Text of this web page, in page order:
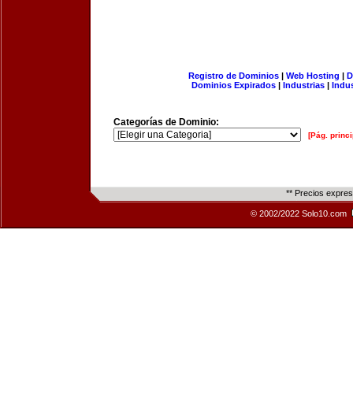
Registro de Dominios| Web Hosting |
Dominios Expirados | Industrias |
Categorías de Dominio:
[Pág.
** Precios
© 2002/2022 Solo10.com